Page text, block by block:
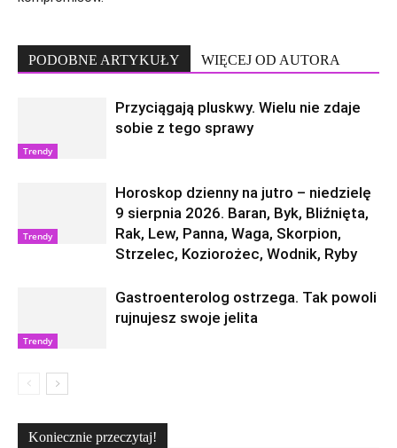
PODOBNE ARTYKUŁY WIĘCEJ OD AUTORA
Trendy
Przyciągają pluskwy. Wielu nie zdaje
sobie z tego sprawy
Trendy
Horoskop dzienny na jutro – niedzielę
9 sierpnia 2026. Baran, Byk, Bliźnięta,
Rak, Lew, Panna, Waga, Skorpion,
Strzelec, Koziorożec, Wodnik, Ryby
Trendy
Gastroenterolog ostrzega. Tak powoli
rujnujesz swoje jelita
Koniecznie przeczytaj!